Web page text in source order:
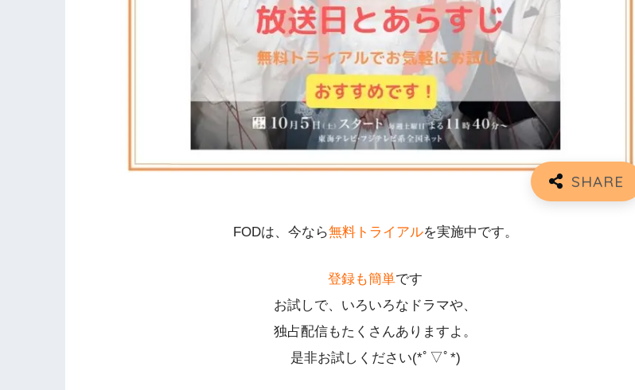
FODは、今なら無料トライアルを実施中です。
登録も簡単です
お試しで、いろいろなドラマや、
独占配信もたくさんありますよ。
是非お試しください(*ﾟ▽ﾟ*)